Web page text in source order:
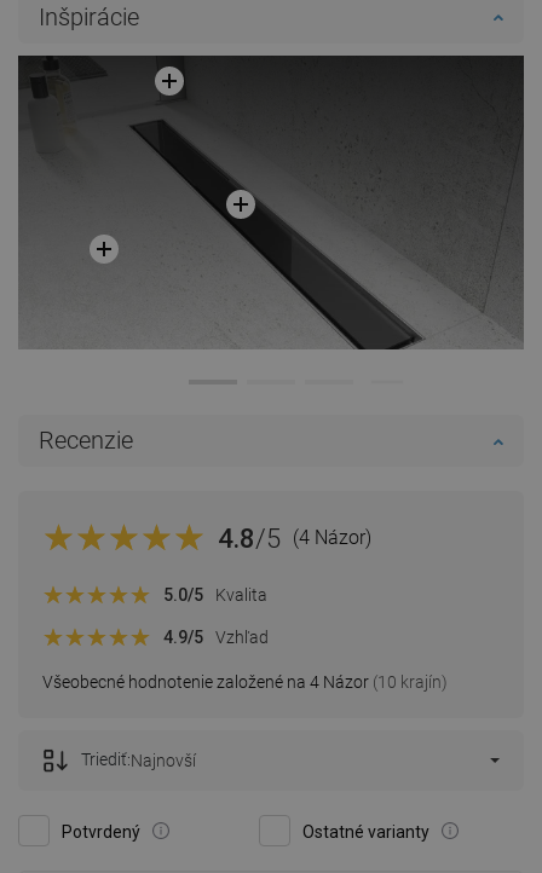
Inšpirácie
Recenzie
4.8/5 (4 Názor)
Všeobecné hodnotenie založené na 4 Názor (10 krajín)
5.0/5 Kvalita
4.9/5 Vzhľad
Potvrdený Ostatné varianty
Triediť:Najnovší